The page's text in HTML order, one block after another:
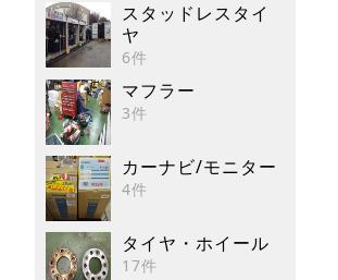
スタッドレスタイ
ヤ
6件
マフラー
3件
カーナビ/モニター
4件
タイヤ・ホイール
17件